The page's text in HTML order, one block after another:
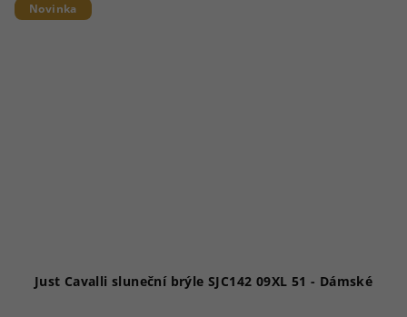
Novinka
Just Cavalli sluneční brýle SJC142 09XL 51 - Dámské